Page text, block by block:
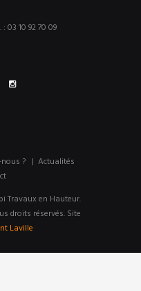
: 03 10 92 70 09
?
Actualités
Travaux en Hauteur.
droits réservés. Site
Laville